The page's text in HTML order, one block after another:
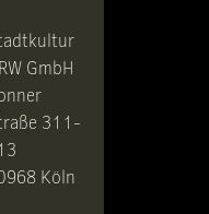
GmbH
311-
Köln